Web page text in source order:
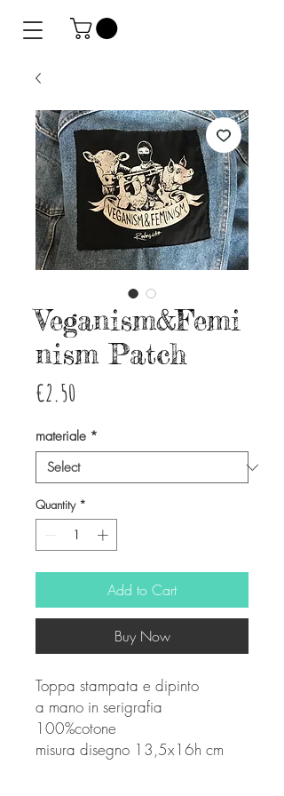
Veganism&Femi
nism Patch
€2.50
materiale *
Quantity *
Add to Cart
Buy Now
Toppa stampata e dipinto
a mano in serigrafia
100%cotone
misura disegno 13,5x16h cm